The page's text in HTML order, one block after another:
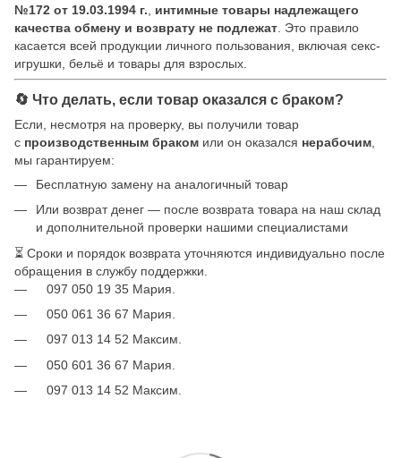
№172 от 19.03.1994 г.
интимные товары надлежащего
качества обмену и возврату не подлежат . Это правило
касается всей продукции личного пользования, включая секс-
игрушки, бельё и товары для взрослых.
🔄 Что делать, если товар оказался с браком?
Если, несмотря на проверку, вы получили товар
с производственным браком или он оказался нерабочим
мы гарантируем:
Бесплатную замену на аналогичный товар
Или возврат денег — после возврата товара на наш склад
и дополнительной проверки нашими специалистами
⏳ Сроки и порядок возврата уточняются индивидуально после
обращения в службу поддержки.
097 050 19 35 Мария.
050 061 36 67 Мария.
097 013 14 52 Максим.
050 601 36 67 Мария.
097 013 14 52 Максим.